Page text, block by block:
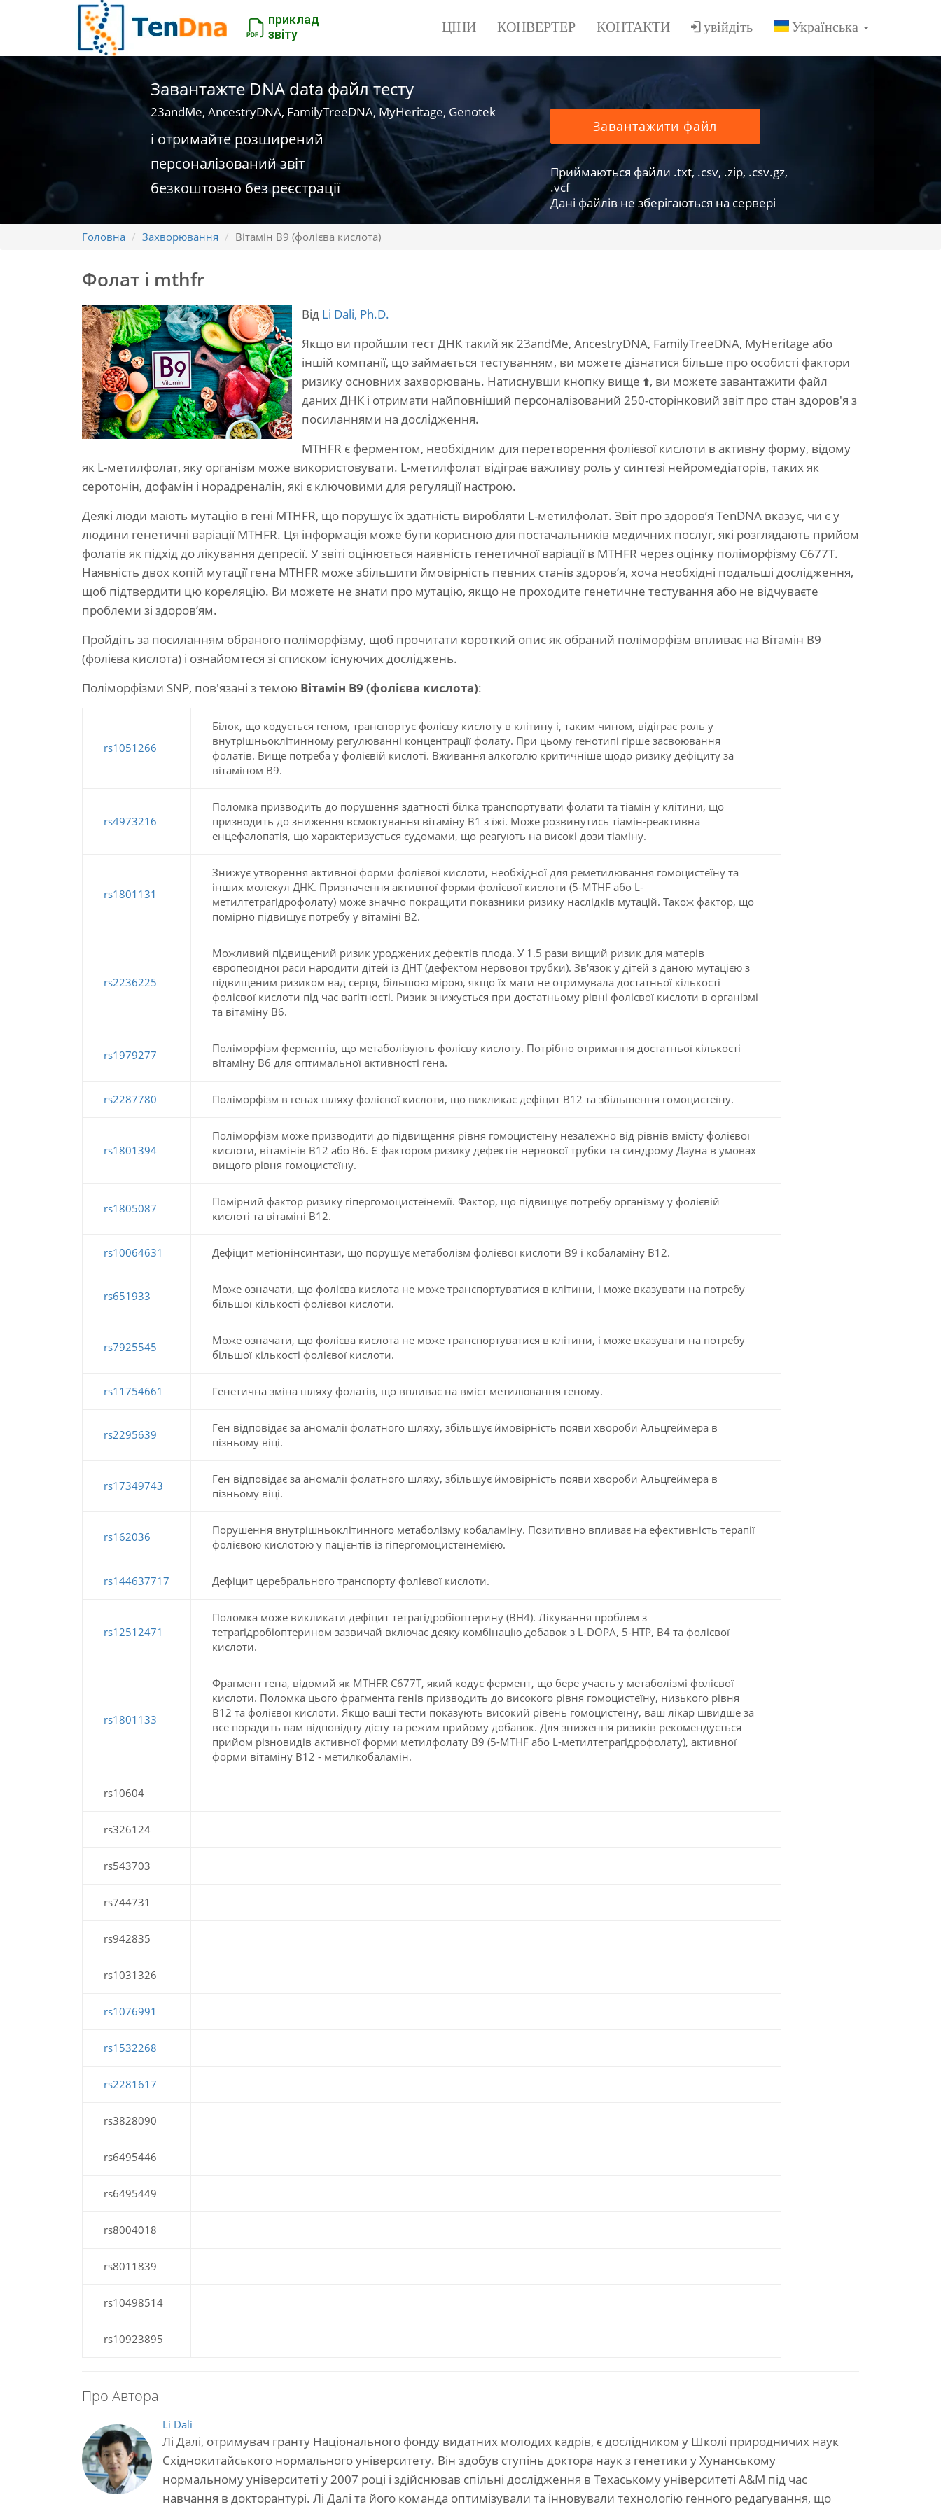
приклад
звіту
ЦІНИ КОНВЕРТЕР КОНТАКТИ увійдіть
Завантажте DNA data файл тесту
23andMe, AncestryDNA, FamilyTreeDNA, MyHeritage, Genotek
і отримайте розширений
персоналізований звіт
безкоштовно без реєстрації
Завантажити файл
Приймаються файли .txt, .csv, .zip, .csv.gz,
.vcf
Дані файлів не зберігаються на сервері
Головна Захворювання Вітамін В9 (фолієва кислота)
Фолат і mthfr
Від Li Dali, Ph.D.
Якщо ви пройшли тест ДНК такий як 23andMe, AncestryDNA, FamilyTreeDNA, MyHeritage або
іншій компанії, що займається тестуванням, ви можете дізнатися більше про особисті фактори
ризику основних захворювань. Натиснувши кнопку вище ⬆️, ви можете завантажити файл
даних ДНК і отримати найповніший персоналізований 250-сторінковий звіт про стан здоров'я з
посиланнями на дослідження.
MTHFR є ферментом, необхідним для перетворення фолієвої кислоти в активну форму, відому
як L-метилфолат, яку організм може використовувати. L-метилфолат відіграє важливу роль у синтезі нейромедіаторів, таких як
серотонін, дофамін і норадреналін, які є ключовими для регуляції настрою.
Деякі люди мають мутацію в гені MTHFR, що порушує їх здатність виробляти L-метилфолат. Звіт про здоров’я TenDNA вказує, чи є у
людини генетичні варіації MTHFR. Ця інформація може бути корисною для постачальників медичних послуг, які розглядають прийом
фолатів як підхід до лікування депресії. У звіті оцінюється наявність генетичної варіації в MTHFR через оцінку поліморфізму C677T.
Наявність двох копій мутації гена MTHFR може збільшити ймовірність певних станів здоров’я, хоча необхідні подальші дослідження,
щоб підтвердити цю кореляцію. Ви можете не знати про мутацію, якщо не проходите генетичне тестування або не відчуваєте
проблеми зі здоров’ям.
Пройдіть за посиланням обраного поліморфізму, щоб прочитати короткий опис як обраний поліморфізм впливає на Вітамін В9
(фолієва кислота) і ознайомтеся зі списком існуючих досліджень.
Поліморфізми SNP, пов'язані з темою Вітамін В9 (фолієва кислота):
rs1051266
Білок, що кодується геном, транспортує фолієву кислоту в клітину і, таким чином, відіграє роль у
внутрішньоклітинному регулюванні концентрації фолату. При цьому генотипі гірше засвоювання
фолатів. Вище потреба у фолієвій кислоті. Вживання алкоголю критичніше щодо ризику дефіциту за
вітаміном В9.
rs4973216
Поломка призводить до порушення здатності білка транспортувати фолати та тіамін у клітини, що
призводить до зниження всмоктування вітаміну В1 з їжі. Може розвинутись тіамін-реактивна
енцефалопатія, що характеризується судомами, що реагують на високі дози тіаміну.
rs1801131
Знижує утворення активної форми фолієвої кислоти, необхідної для реметилювання гомоцистеїну та
інших молекул ДНК. Призначення активної форми фолієвої кислоти (5-MTHF або L-
метилтетрагідрофолату) може значно покращити показники ризику наслідків мутацій. Також фактор, що
помірно підвищує потребу у вітаміні В2.
rs2236225
Можливий підвищений ризик уроджених дефектів плода. У 1.5 рази вищий ризик для матерів
європеоїдної раси народити дітей із ДНТ (дефектом нервової трубки). Зв'язок у дітей з даною мутацією з
підвищеним ризиком вад серця, більшою мірою, якщо їх мати не отримувала достатньої кількості
фолієвої кислоти під час вагітності. Ризик знижується при достатньому рівні фолієвої кислоти в організмі
та вітаміну В6.
rs1979277
Поліморфізм ферментів, що метаболізують фолієву кислоту. Потрібно отримання достатньої кількості
вітаміну В6 для оптимальної активності гена.
rs2287780 Поліморфізм в генах шляху фолієвої кислоти, що викликає дефіцит B12 та збільшення гомоцистеїну.
rs1801394
Поліморфізм може призводити до підвищення рівня гомоцистеїну незалежно від рівнів вмісту фолієвої
кислоти, вітамінів B12 або B6. Є фактором ризику дефектів нервової трубки та синдрому Дауна в умовах
вищого рівня гомоцистеїну.
rs1805087
Помірний фактор ризику гіпергомоцистеїнемії. Фактор, що підвищує потребу організму у фолієвій
кислоті та вітаміні В12.
rs10064631 Дефіцит метіонінсинтази, що порушує метаболізм фолієвої кислоти B9 і кобаламіну B12.
rs651933
Може означати, що фолієва кислота не може транспортуватися в клітини, і може вказувати на потребу
більшої кількості фолієвої кислоти.
rs7925545
Може означати, що фолієва кислота не може транспортуватися в клітини, і може вказувати на потребу
більшої кількості фолієвої кислоти.
rs11754661 Генетична зміна шляху фолатів, що впливає на вміст метилювання геному.
rs2295639
Ген відповідає за аномалії фолатного шляху, збільшує ймовірність появи хвороби Альцгеймера в
пізньому віці.
rs17349743
Ген відповідає за аномалії фолатного шляху, збільшує ймовірність появи хвороби Альцгеймера в
пізньому віці.
rs162036
Порушення внутрішньоклітинного метаболізму кобаламіну. Позитивно впливає на ефективність терапії
фолієвою кислотою у пацієнтів із гіпергомоцистеїнемією.
rs144637717 Дефіцит церебрального транспорту фолієвої кислоти.
rs12512471
Поломка може викликати дефіцит тетрагідробіоптерину (BH4). Лікування проблем з
тетрагідробіоптерином зазвичай включає деяку комбінацію добавок з L-DOPA, 5-HTP, B4 та фолієвої
кислоти.
rs1801133
Фрагмент гена, відомий як MTHFR C677T, який кодує фермент, що бере участь у метаболізмі фолієвої
кислоти. Поломка цього фрагмента генів призводить до високого рівня гомоцистеїну, низького рівня
B12 та фолієвої кислоти. Якщо ваші тести показують високий рівень гомоцистеїну, ваш лікар швидше за
все порадить вам відповідну дієту та режим прийому добавок. Для зниження ризиків рекомендується
прийом різновидів активної форми метилфолату В9 (5-MTHF або L-метилтетрагідрофолату), активної
форми вітаміну В12 - метилкобаламін.
rs10604
rs326124
rs543703
rs744731
rs942835
rs1031326
rs1076991
rs1532268
rs2281617
rs3828090
rs6495446
rs6495449
rs8004018
rs8011839
rs10498514
rs10923895
Про Автора
Li Dali
Лі Далі, отримувач гранту Національного фонду видатних молодих кадрів, є дослідником у Школі природничих наук
Східнокитайського нормального університету. Він здобув ступінь доктора наук з генетики у Хунанському
нормальному університеті у 2007 році і здійснював спільні дослідження в Техаському університеті A&M під час
навчання в докторантурі. Лі Далі та його команда оптимізували та інновували технологію генного редагування, що